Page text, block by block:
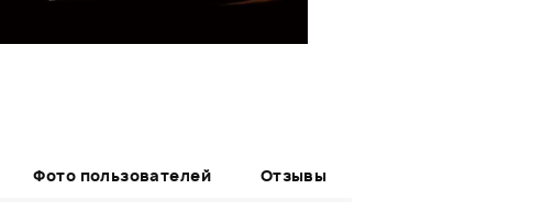
Фото пользователей Отзывы